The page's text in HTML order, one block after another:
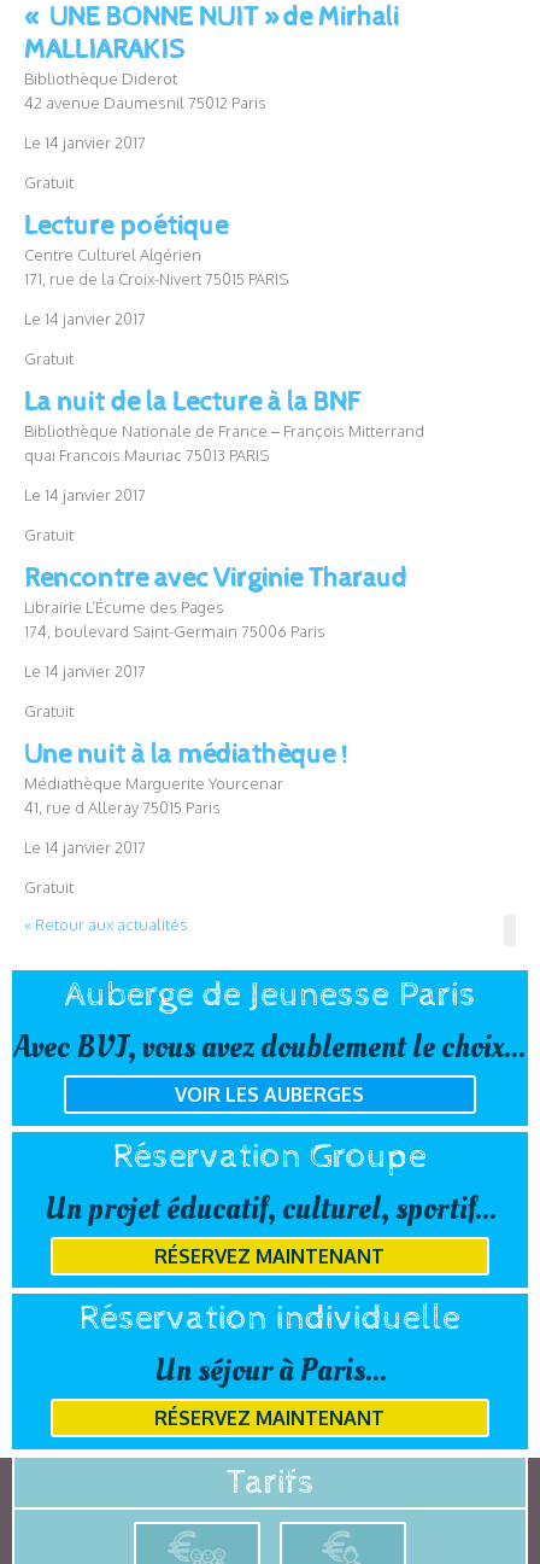
« UNE BONNE NUIT »de Mirhali
MALLIARAKIS
Bibliothèque Diderot
42 avenue Daumesnil 75012 Paris
Le 14 janvier 2017
Gratuit
Lecture poétique
Centre Culturel Algérien
171, rue de la Croix-Nivert 75015 PARIS
Le 14 janvier 2017
Gratuit
La nuit de la Lecture à la BNF
Bibliothèque Nationale de France – François Mitterrand
quai Francois Mauriac 75013 PARIS
Le 14 janvier 2017
Gratuit
Rencontre avec Virginie Tharaud
Librairie L’Écume des Pages
174, boulevard Saint-Germain 75006 Paris
Le 14 janvier 2017
Gratuit
Une nuit à la médiathèque !
Médiathèque Marguerite Yourcenar
41, rue d Alleray 75015 Paris
Le 14 janvier 2017
Gratuit
« Retour aux actualités
Auberge de Jeunesse Paris
Avec BVJ, vous avez doublement le choix...
VOIR LES AUBERGES
Réservation Groupe
Un projet éducatif, culturel, sportif...
RÉSERVEZ MAINTENANT
Réservation individuelle
Un séjour à Paris...
RÉSERVEZ MAINTENANT
Tarifs